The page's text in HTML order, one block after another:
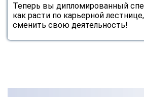
Теперь вы дипломированный
как расти по карьерной
сменить свою деятельность!